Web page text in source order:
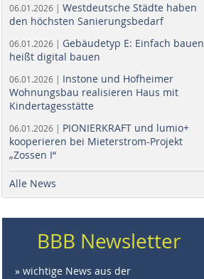
06.01.2026 | Westdeutsche Städte haben
den höchsten Sanierungsbedarf
06.01.2026 | Gebäudetyp E: Einfach bauen
heißt digital bauen
06.01.2026 | Instone und Hofheimer
Wohnungsbau realisieren Haus mit
Kindertagesstätte
06.01.2026 | PIONIERKRAFT und lumio+
kooperieren bei Mieterstrom-Projekt
„Zossen I“
Alle News
BBB Newsletter
» wichtige News aus der